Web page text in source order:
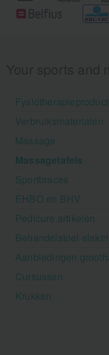
Verbruiksmaterialen
Massage
Massagetafels
Sportbraces
EHBO en BHV
Pedicure artikelen
Behandelstoel
Aanbiedingen
Cursussen
Krukken